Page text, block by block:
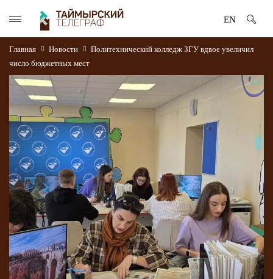
EN
Главная Новости
Политехнический колледж ЗГУ вдвое увеличил
число бюджетных мест